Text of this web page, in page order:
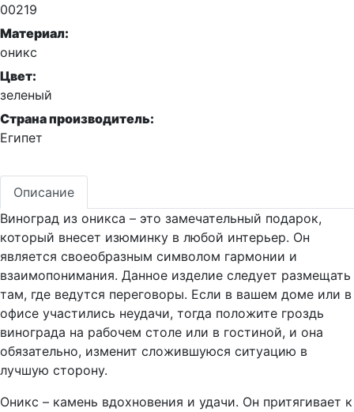
00219
Материал:
оникс
Цвет:
зеленый
Страна производитель:
Египет
Описание
Виноград из оникса – это замечательный подарок,
который внесет изюминку в любой интерьер. Он
является своеобразным символом гармонии и
взаимопонимания. Данное изделие следует размещать
там, где ведутся переговоры. Если в вашем доме или в
офисе участились неудачи, тогда положите гроздь
винограда на рабочем столе или в гостиной, и она
обязательно, изменит сложившуюся ситуацию в
лучшую сторону.
Оникс – камень вдохновения и удачи. Он притягивает к